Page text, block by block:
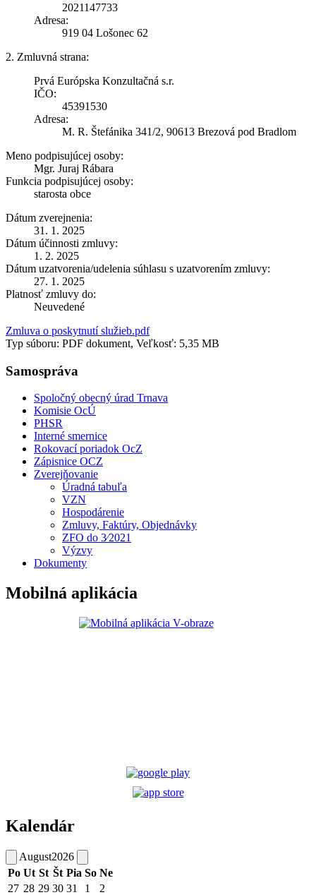
2021147733
Adresa:
919 04 Lošonec 62
2. Zmluvná strana:
Prvá Európska Konzultačná s.r.
IČO:
45391530
Adresa:
M. R. Štefánika 341/2, 90613 Brezová pod Bradlom
Meno podpisujúcej osoby:
Mgr. Juraj Rábara
Funkcia podpisujúcej osoby:
starosta obce
Dátum zverejnenia:
31. 1. 2025
Dátum účinnosti zmluvy:
1. 2. 2025
Dátum uzatvorenia/udelenia súhlasu s uzatvorením zmluvy:
27. 1. 2025
Platnosť zmluvy do:
Neuvedené
Zmluva o poskytnutí služieb.pdf
Typ súboru: PDF dokument, Veľkosť: 5,35 MB
Samospráva
Spoločný obecný úrad Trnava
Komisie OcÚ
PHSR
Interné smernice
Rokovací poriadok OcZ
Zápisnice OCZ
Zverejňovanie
Úradná tabuľa
VZN
Hospodárenie
Zmluvy, Faktúry, Objednávky
ZFO do 3⁄2021
Výzvy
Dokumenty
Mobilná aplikácia
Kalendár
August2026
Po Ut St Št Pia So Ne
27 28 29 30 31 1
2